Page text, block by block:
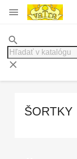

search
clear
ŠORTKY